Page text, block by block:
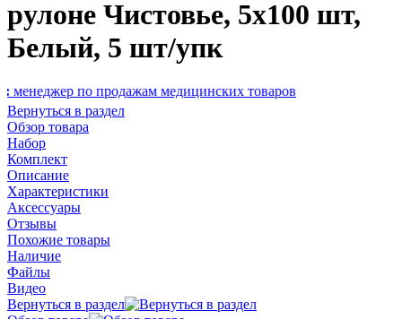
рулоне Чистовье, 5х100 шт,
Белый, 5 шт/упк
по продажам медицинских товаров
Вернуться в раздел
Обзор товара
Набор
Комплект
Описание
Характеристики
Аксессуары
Отзывы
Похожие товары
Наличие
Файлы
Видео
Вернуться в раздел